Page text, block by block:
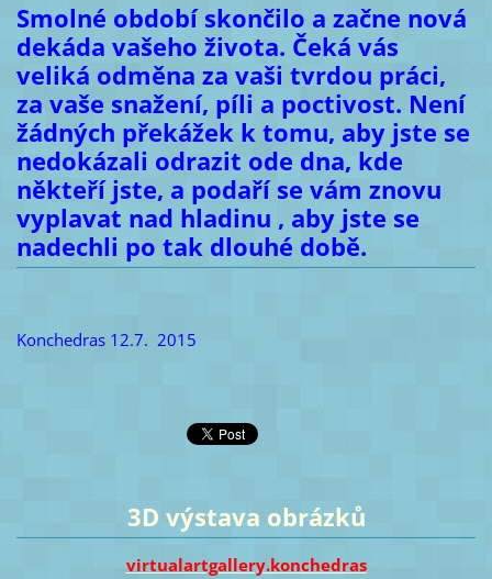
Smolné období skončilo a začne nová
dekáda vašeho života. Čeká vás
veliká odměna za vaši tvrdou práci,
za vaše snažení, píli a poctivost. Není
žádných překážek k tomu, aby jste se
nedokázali odrazit ode dna, kde
někteří jste, a podaří se vám znovu
vyplavat nad hladinu , aby jste se
nadechli po tak dlouhé době.
Konchedras 12.7. 2015
3D výstava obrázků
virtualartgallery.konchedras